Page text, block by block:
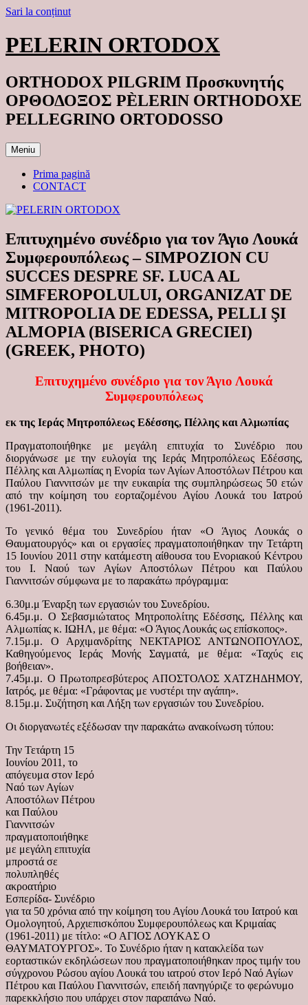
Sari la conținut
PELERIN ORTODOX
ORTHODOX PILGRIM Προσκυνητής
ΟΡΘΟΔΟΞΟΣ PÈLERIN ORTHODOXE
PELLEGRINO ORTODOSSO
Meniu
Prima pagină
CONTACT
Επιτυχημένο συνέδριο για τον Άγιο Λουκά
Συμφερουπόλεως – SIMPOZION CU
SUCCES DESPRE SF. LUCA AL
SIMFEROPOLULUI, ORGANIZAT DE
MITROPOLIA DE EDESSA, PELLI ŞI
ALMOPIA (BISERICA GRECIEI)
(GREEK, PHOTO)
Επιτυχημένο συνέδριο για τον Άγιο Λουκά
Συμφερουπόλεως
εκ της Ιεράς Μητροπόλεως Εδέσσης, Πέλλης και Αλμωπίας
Πραγματοποιήθηκε με μεγάλη επιτυχία το Συνέδριο που
διοργάνωσε με την ευλογία της Ιεράς Μητροπόλεως Εδέσσης,
Πέλλης και Αλμωπίας η Ενορία των Αγίων Αποστόλων Πέτρου και
Παύλου Γιαννιτσών με την ευκαιρία της συμπληρώσεως 50 ετών
από την κοίμηση του εορταζομένου Αγίου Λουκά του Ιατρού
(1961-2011).
Το γενικό θέμα του Συνεδρίου ήταν «Ο Άγιος Λουκάς ο
Θαυματουργός» και οι εργασίες πραγματοποιήθηκαν την Τετάρτη
15 Ιουνίου 2011 στην κατάμεστη αίθουσα του Ενοριακού Κέντρου
του Ι. Ναού των Αγίων Αποστόλων Πέτρου και Παύλου
Γιαννιτσών σύμφωνα με το παρακάτω πρόγραμμα:
6.30μ.μ Έναρξη των εργασιών του Συνεδρίου.
6.45μ.μ. Ο Σεβασμιώτατος Μητροπολίτης Εδέσσης, Πέλλης και
Αλμωπίας κ. ΙΩΗΛ, με θέμα: «Ο Άγιος Λουκάς ως επίσκοπος».
7.15μ.μ. Ο Αρχιμανδρίτης ΝΕΚΤΑΡΙΟΣ ΑΝΤΩΝΟΠΟΥΛΟΣ,
Καθηγούμενος Ιεράς Μονής Σαγματά, με θέμα: «Ταχύς εις
βοήθειαν».
7.45μ.μ. Ο Πρωτοπρεσβύτερος ΑΠΟΣΤΟΛΟΣ ΧΑΤΖΗΔΗΜΟΥ,
Ιατρός, με θέμα: «Γράφοντας με νυστέρι την αγάπη».
8.15μ.μ. Συζήτηση και Λήξη των εργασιών του Συνεδρίου.
Οι διοργανωτές εξέδωσαν την παρακάτω ανακοίνωση τύπου:
Την Τετάρτη 15
Ιουνίου 2011, το
απόγευμα στον Ιερό
Ναό των Αγίων
Αποστόλων Πέτρου
και Παύλου
Γιαννιτσών
πραγματοποιήθηκε
με μεγάλη επιτυχία
μπροστά σε
πολυπληθές
ακροατήριο
Εσπερίδα- Συνέδριο
για τα 50 χρόνια από την κοίμηση του Αγίου Λουκά του Ιατρού και
Ομολογητού, Αρχιεπισκόπου Συμφερουπόλεως και Κριμαίας
(1961-2011) με τίτλο: «Ο ΑΓΙΟΣ ΛΟΥΚΑΣ Ο
ΘΑΥΜΑΤΟΥΡΓΟΣ». Το Συνέδριο ήταν η κατακλείδα των
εορταστικών εκδηλώσεων που πραγματοποιήθηκαν προς τιμήν του
σύγχρονου Ρώσου αγίου Λουκά του ιατρού στον Ιερό Ναό Αγίων
Πέτρου και Παύλου Γιαννιτσών, επειδή πανηγύριζε το φερώνυμο
παρεκκλήσιο που υπάρχει στον παραπάνω Ναό.